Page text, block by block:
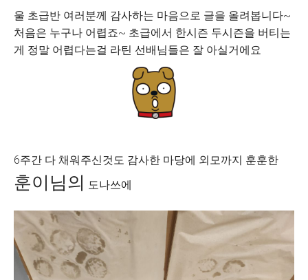
울 초급반 여러분께 감사하는 마음으로 글을 올려봅니다~
처음은 누구나 어렵죠~ 초급에서 한시즌 두시즌을 버티는
게 정말 어렵다는걸 라틴 선배님들은 잘 아실거에요
6주간 다 채워주신것도 감사한 마당에 외모까지 훈훈한
훈이님의 도나쓰에